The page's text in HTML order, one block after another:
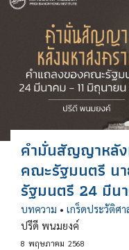
คำมั่นสัญญาหลัง
คณะรัฐมนตรี น
รัฐมนตรี 24 มีน
บทความ • เกร็ดประวัติศา
ปรีดี พนมยงค์
8 พฤษภาคม 2568